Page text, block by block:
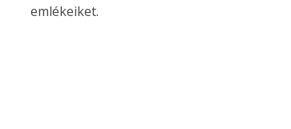
emlékeiket.